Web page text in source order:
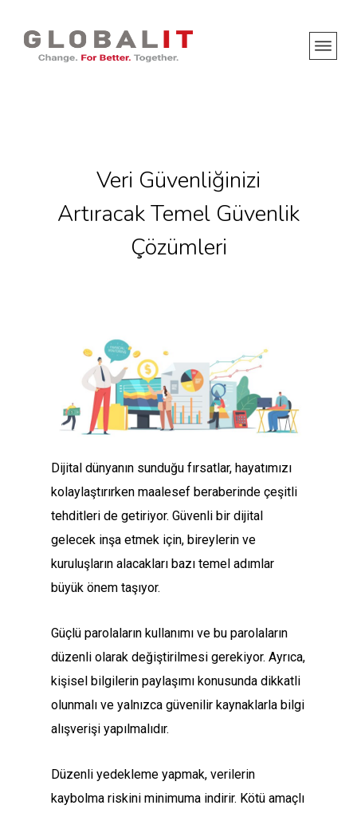
Veri Güvenliğinizi
Artıracak Temel Güvenlik
Çözümleri
Dijital dünyanın sunduğu fırsatlar, hayatımızı
kolaylaştırırken maalesef beraberinde çeşitli
tehditleri de getiriyor. Güvenli bir dijital
gelecek inşa etmek için, bireylerin ve
kuruluşların alacakları bazı temel adımlar
büyük önem taşıyor.
Güçlü parolaların kullanımı ve bu parolaların
düzenli olarak değiştirilmesi gerekiyor. Ayrıca,
kişisel bilgilerin paylaşımı konusunda dikkatli
olunmalı ve yalnızca güvenilir kaynaklarla bilgi
alışverişi yapılmalıdır.
Düzenli yedekleme yapmak, verilerin
kaybolma riskini minimuma indirir. Kötü amaçlı